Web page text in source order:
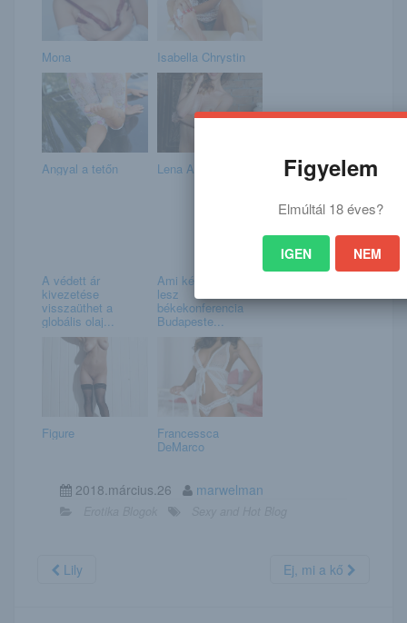
Mona Isabella Chrystin
Angyal a tetőn Lena A
A védett ár
kivezetése
visszaüthet a
globális olaj...
Ami késik, az jön –
lesz
békekonferencia
Budapeste...
Figure Francessca
DeMarco
2018.március.26 marwelman
Lily Ej, mi a kő
Figyelem
Elmúltál 18 éves?
IGEN NEM